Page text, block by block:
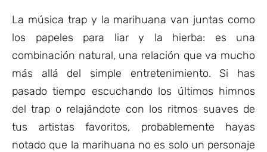
La música trap y la marihuana van juntas como
los papeles para liar y la hierba: es una
combinación natural, una relación que va mucho
más allá del simple entretenimiento. Si has
pasado tiempo escuchando los últimos himnos
del trap o relajándote con los ritmos suaves de
tus artistas favoritos, probablemente hayas
notado que la marihuana no es solo un personaje